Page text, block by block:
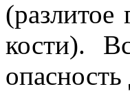
(разлитое
кости).
опасность